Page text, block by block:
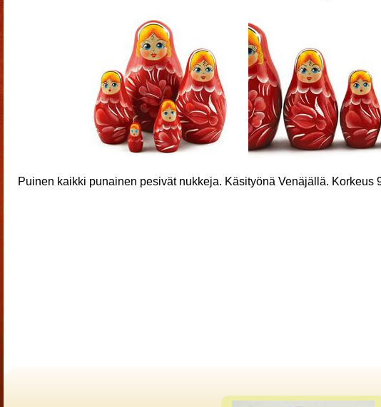
Puinen kaikki punainen pesivät nukkeja. Käsityönä Venäjällä. Korkeus